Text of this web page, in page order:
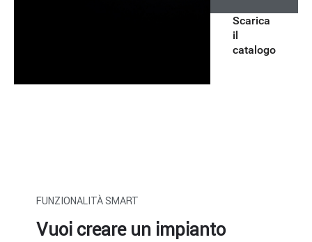
Scarica
il
catalogo
FUNZIONALITÀ SMART
Vuoi creare un impianto